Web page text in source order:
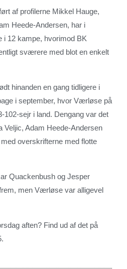
af profilerne Mikkel Hauge,
Heede-Andersen, har i
i 12 kampe, hvorimod BK
sværere med blot en enkelt
hinanden en gang tidligere i
i september, hvor Værløse på
102-sejr i land. Dengang var det
Veljic, Adam Heede-Andersen
overskrifterne med flotte
Quackenbush og Jesper
men Værløse var alligevel
aften? Find ud af det på